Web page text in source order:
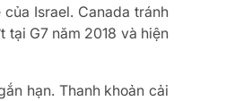
Israel. Canada tránh
G7 năm 2018 và hiện
hạn. Thanh khoản cải